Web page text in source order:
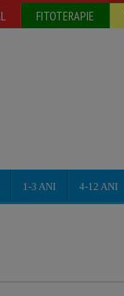
FITOTERAPIE
1-3 ANI 4-12 ANI